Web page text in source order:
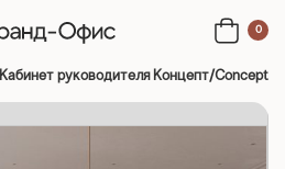
0
Кабинет руководителя Концепт/Concept